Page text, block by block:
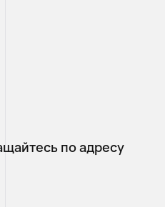
по адресу